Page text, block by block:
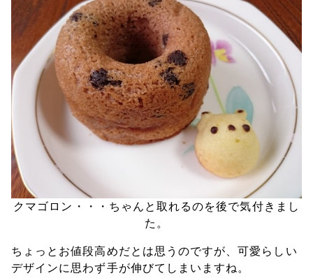
クマゴロン・・・ちゃんと取れるのを後で気付きまし
た。
ちょっとお値段高めだとは思うのですが、可愛らしい
デザインに思わず手が伸びてしまいますね。